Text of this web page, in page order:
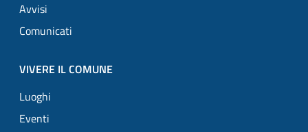
Avvisi
Comunicati
VIVERE IL COMUNE
Luoghi
Eventi